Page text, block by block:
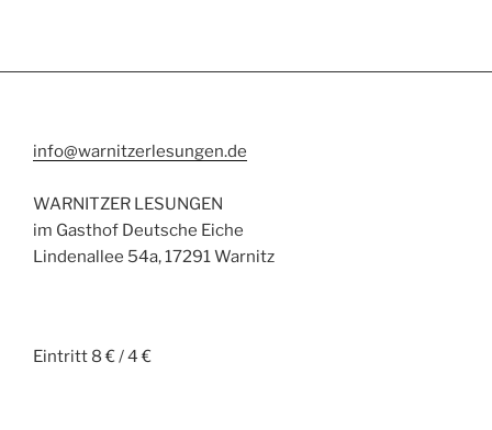
info@warnitzerlesungen.de
WARNITZER LESUNGEN
im Gasthof Deutsche Eiche
Lindenallee 54a, 17291 Warnitz
Eintritt 8 € / 4 €